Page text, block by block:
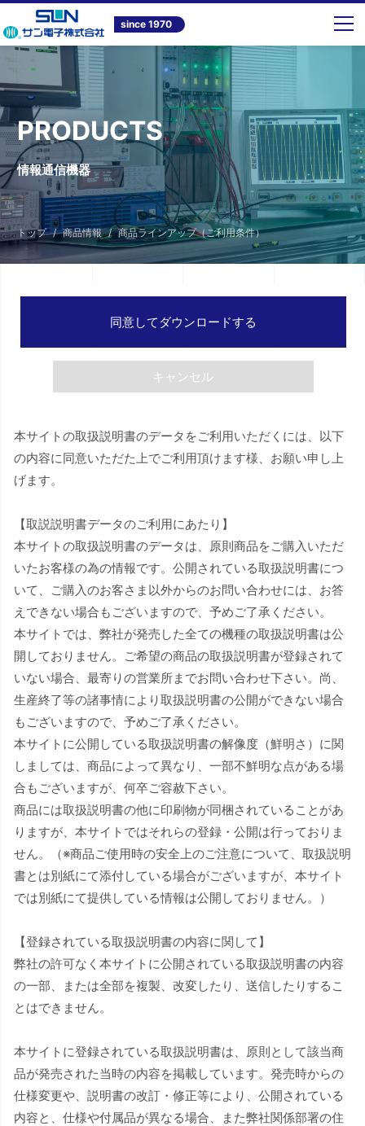
since 1970
PRODUCTS
情報通信機器
トップ 商品情報 商品ラインアップ（ご利用条件）
同意してダウンロードする
キャンセル
本サイトの取扱説明書のデータをご利用いただくには、以下
の内容に同意いただた上でご利用頂けます様、お願い申し上
げます。
【取説説明書データのご利用にあたり】
本サイトの取扱説明書のデータは、原則商品をご購入いただ
いたお客様の為の情報です。公開されている取扱説明書につ
いて、ご購入のお客さま以外からのお問い合わせには、お答
えできない場合もございますので、予めご了承ください。
本サイトでは、弊社が発売した全ての機種の取扱説明書は公
開しておりません。ご希望の商品の取扱説明書が登録されて
いない場合、最寄りの営業所までお問い合わせ下さい。尚、
生産終了等の諸事情により取扱説明書の公開ができない場合
もございますので、予めご了承ください。
本サイトに公開している取扱説明書の解像度（鮮明さ）に関
しましては、商品によって異なり、一部不鮮明な点がある場
合もございますが、何卒ご容赦下さい。
商品には取扱説明書の他に印刷物が同梱されていることがあ
りますが、本サイトではそれらの登録・公開は行っておりま
せん。（※商品ご使用時の安全上のご注意について、取扱説明
書とは別紙にて添付している場合がございますが、本サイト
では別紙にて提供している情報は公開しておりません。）
【登録されている取扱説明書の内容に関して】
弊社の許可なく本サイトに公開されている取扱説明書の内容
の一部、または全部を複製、改変したり、送信したりするこ
とはできません。
本サイトに登録されている取扱説明書は、原則として該当商
品が発売された当時の内容を掲載しています。発売時からの
仕様変更や、説明書の改訂・修正等により、公開されている
内容と、仕様や付属品が異なる場合、また弊社関係部署の住